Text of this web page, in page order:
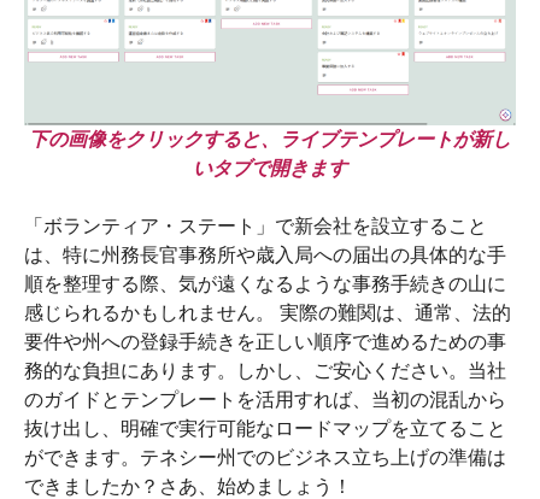
下の画像をクリックすると、ライブテンプレートが新し
いタブで開きます
「ボランティア・ステート」で新会社を設立すること
は、特に州務長官事務所や歳入局への届出の具体的な手
順を整理する際、気が遠くなるような事務手続きの山に
感じられるかもしれません。 実際の難関は、通常、法的
要件や州への登録手続きを正しい順序で進めるための事
務的な負担にあります。しかし、ご安心ください。当社
のガイドとテンプレートを活用すれば、当初の混乱から
抜け出し、明確で実行可能なロードマップを立てること
ができます。テネシー州でのビジネス立ち上げの準備は
できましたか？さあ、始めましょう！